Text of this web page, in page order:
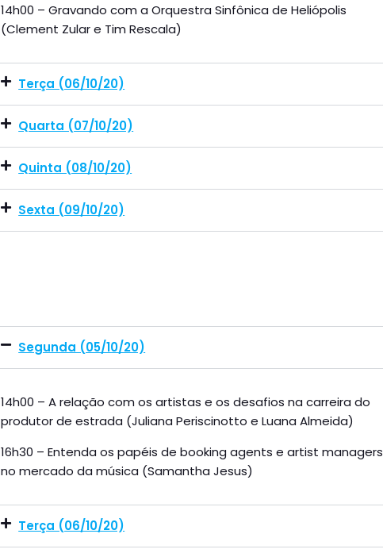
14h00 – Gravando com a Orquestra Sinfônica de Heliópolis
(Clement Zular e Tim Rescala)
Terça (06/10/20)
Quarta (07/10/20)
Quinta (08/10/20)
Sexta (09/10/20)
Segunda (05/10/20)
14h00 – A relação com os artistas e os desafios na carreira do
produtor de estrada (Juliana Periscinotto e Luana Almeida)
16h30 – Entenda os papéis de booking agents e artist managers
no mercado da música (Samantha Jesus)
Terça (06/10/20)